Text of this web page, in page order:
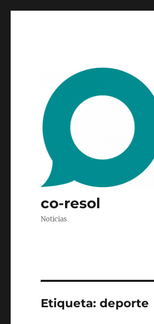
co-resol
Noticias
Etiqueta:deporte